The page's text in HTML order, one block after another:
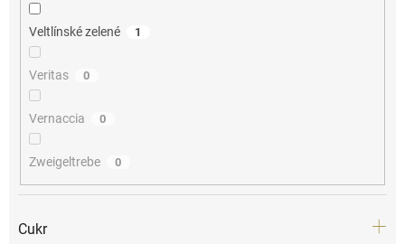
Veltlínské zelené 1
Veritas 0
Vernaccia 0
Zweigeltrebe 0
Cukr